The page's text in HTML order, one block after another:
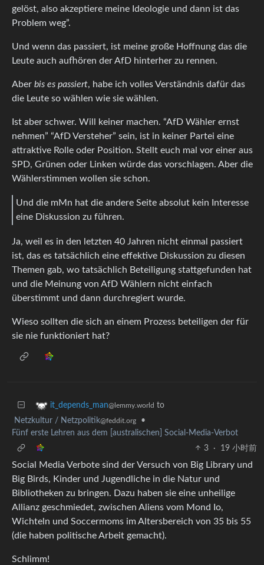
gelöst, also akzeptiere meine Ideologie und dann ist das
Problem weg”.
Und wenn das passiert, ist meine große Hoffnung das die
Leute auch aufhören der AfD hinterher zu rennen.
Aber bis es passiert, habe ich volles Verständnis dafür das
die Leute so wählen wie sie wählen.
Ist aber schwer. Will keiner machen. “AfD Wähler ernst
nehmen” “AfD Versteher” sein, ist in keiner Partei eine
attraktive Rolle oder Position. Stellt euch mal vor einer aus
SPD, Grünen oder Linken würde das vorschlagen. Aber die
Wählerstimmen wollen sie schon.
Und die mMn hat die andere Seite absolut kein Interesse
eine Diskussion zu führen.
Ja, weil es in den letzten 40 Jahren nicht einmal passiert
ist, das es tatsächlich eine effektive Diskussion zu diesen
Themen gab, wo tatsächlich Beteiligung stattgefunden hat
und die Meinung von AfD Wählern nicht einfach
überstimmt und dann durchregiert wurde.
Wieso sollten die sich an einem Prozess beteiligen der für
sie nie funktioniert hat?
it_depends_man@lemmy.world to
Netzkultur / Netzpolitik@feddit.org
•
Fünf erste Lehren aus dem [australischen] Social-Media-Verbot
3
· 19 小时前
Social Media Verbote sind der Versuch von Big Library und
Big Birds, Kinder und Jugendliche in die Natur und
Bibliotheken zu bringen. Dazu haben sie eine unheilige
Allianz geschmiedet, zwischen Aliens vom Mond Io,
Wichteln und Soccermoms im Altersbereich von 35 bis 55
(die haben politische Arbeit gemacht).
Schlimm!